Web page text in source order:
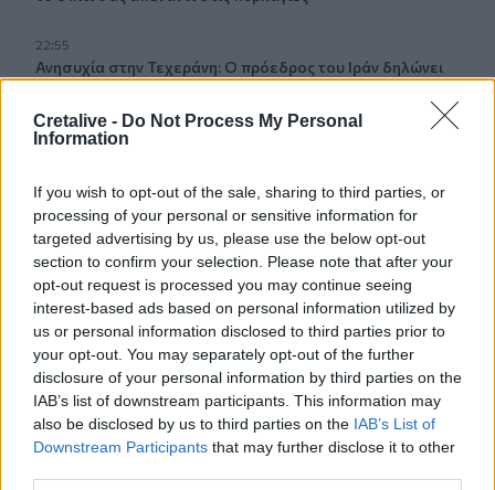
Cretalive - Do Not Process My Personal
Information
If you wish to opt-out of the sale, sharing to third parties, or
processing of your personal or sensitive information for
targeted advertising by us, please use the below opt-out
section to confirm your selection. Please note that after your
opt-out request is processed you may continue seeing
interest-based ads based on personal information utilized by
us or personal information disclosed to third parties prior to
your opt-out. You may separately opt-out of the further
disclosure of your personal information by third parties on the
IAB’s list of downstream participants. This information may
also be disclosed by us to third parties on the IAB’s List of
Downstream Participants that may further disclose it to other
22:55
Ανησυχία στην Τεχεράνη: Ο πρόεδρος του Ιράν δηλώνει
22:49
Συνελήφθη οπλισμένος άνδρας κοντά σε γήπεδο γκολφ
του Τραμπ στην Καλιφόρνια
22:37
Κόλπος του Άντεν: Πλήγμα των Χούθι σε τάνκερ της
Σαουδικής Αραβίας
22:30
Αδειοδωρόσημο Αυγούστου 2026: Πότε καταβάλλεται
στους οικοδόμους